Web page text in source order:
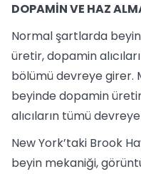
DOPAMİN VE HAZ
Normal şartlarda
üretir, dopamin
bölümü devreye girer.
beyinde dopamin
alıcıların tümü
New York’taki Brook
beyin mekaniği,